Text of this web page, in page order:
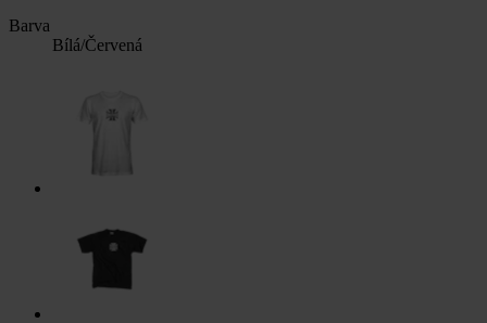
Barva
Bílá/Červená